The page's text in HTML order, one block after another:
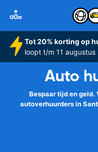
Tot 20% korting op
loopt t/m 11
Auto
Bespaar tijd en
autoverhuurders in